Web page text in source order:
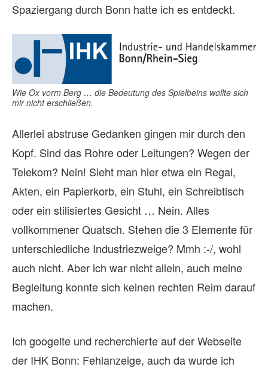
Spaziergang durch Bonn hatte ich es entdeckt.
Wie Ox vorm Berg … die Bedeutung des Spielbeins wollte sich
mir nicht erschließen.
Allerlei abstruse Gedanken gingen mir durch den
Kopf. Sind das Rohre oder Leitungen? Wegen der
Telekom? Nein! Sieht man hier etwa ein Regal,
Akten, ein Papierkorb, ein Stuhl, ein Schreibtisch
oder ein stilisiertes Gesicht … Nein. Alles
vollkommener Quatsch. Stehen die 3 Elemente für
unterschiedliche Industriezweige? Mmh :-/, wohl
auch nicht. Aber ich war nicht allein, auch meine
Begleitung konnte sich keinen rechten Reim darauf
machen.
Ich googelte und recherchierte auf der Webseite
der IHK Bonn: Fehlanzeige, auch da wurde ich